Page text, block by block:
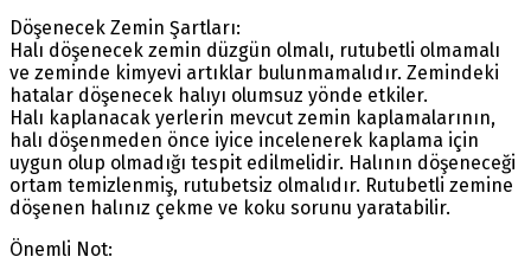
Döşenecek Zemin Şartları:
Halı döşenecek zemin düzgün olmalı, rutubetli olmamalı
ve zeminde kimyevi artıklar bulunmamalıdır. Zemindeki
hatalar döşenecek halıyı olumsuz yönde etkiler.
Halı kaplanacak yerlerin mevcut zemin kaplamalarının,
halı döşenmeden önce iyice incelenerek kaplama için
uygun olup olmadığı tespit edilmelidir. Halının döşeneceği
ortam temizlenmiş, rutubetsiz olmalıdır. Rutubetli zemine
döşenen halınız çekme ve koku sorunu yaratabilir.
Önemli Not: